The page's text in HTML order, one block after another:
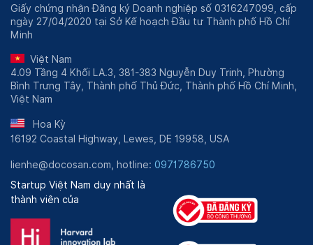
Giấy chứng nhận Đăng ký Doanh nghiệp số 0316247099, cấp
ngày 27/04/2020 tại Sở Kế hoạch Đầu tư Thành phố Hồ Chí
Minh
Việt Nam
4.09 Tầng 4 Khối LA.3, 381-383 Nguyễn Duy Trinh, Phường
Bình Trưng Tây, Thành phố Thủ Đức, Thành phố Hồ Chí Minh,
Việt Nam
Hoa Kỳ
16192 Coastal Highway, Lewes, DE 19958, USA
lienhe@docosan.com, hotline: 0971786750
Startup Việt Nam duy nhất là
thành viên của